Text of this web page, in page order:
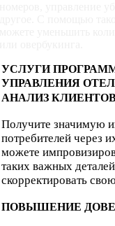
УСЛУГИ
УПРАВЛЕНИЯ
АНАЛИЗ
Получите значимую
потребителей через
можете
таких важных
скорректировать
ПОВЫШЕНИЕ